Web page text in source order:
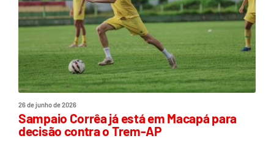
26 de junho de 2026
Sampaio Corrêa já está em Macapá para
decisão contra o Trem-AP